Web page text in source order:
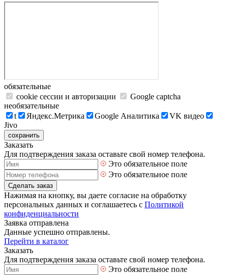
обязательные
cookie сессии и авторизации
Google captcha
необязательные
t
Яндекс.Метрика Google Аналитика
VK видео
Jivo
сохранить
Заказать
Для подтверждения заказа оставьте свой номер телефона.
Это обязательное поле
Это обязательное поле
Сделать заказ
Нажимая на кнопку, вы даете согласие на обработку
персональных данных и соглашаетесь с Политикой
конфиденциальности
Заявка отправлена
Данные успешно отправлены.
Перейти в каталог
Заказать
Для подтверждения заказа оставьте свой номер телефона.
Это обязательное поле